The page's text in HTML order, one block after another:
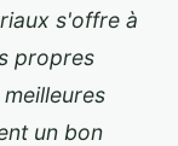
s'offre à
propres
un bon